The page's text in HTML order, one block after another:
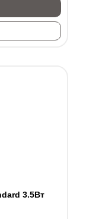
3.5Вт